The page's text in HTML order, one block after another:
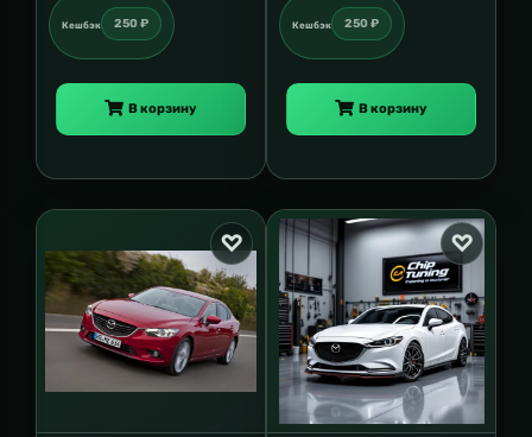
Кешбэк 250 ₽
В корзину
Кешбэк 250 ₽
В корзину